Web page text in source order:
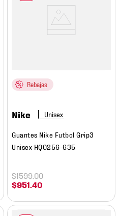
Rebajas
Nike
Guantes Nike Futbol Grip3
Unisex HQ0256-635
$951 .40
$1599.00